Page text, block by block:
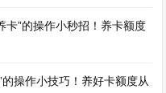
卡”的操作小秒招！养卡额度
操作小技巧！养好卡额度从